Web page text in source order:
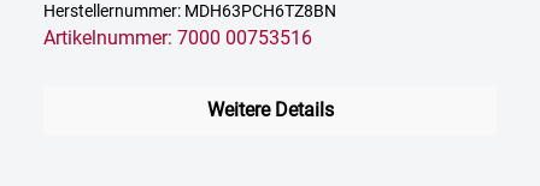
Herstellernummer: MDH63PCH6TZ8BN
Artikelnummer: 7000 00753516
Weitere Details